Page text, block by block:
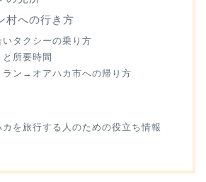
村への行き方
いタクシーの乗り方
と所要時間
ラン→オアハカ市への帰り方
カを旅行する人のための役立ち情報